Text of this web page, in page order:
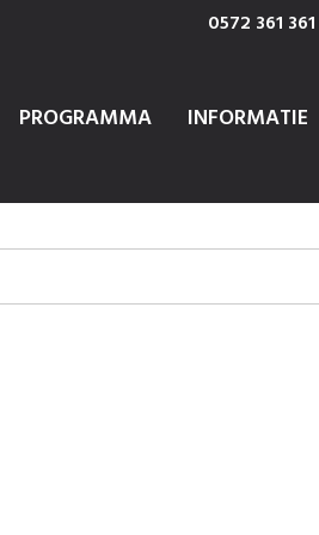
0572 361 361
PROGRAMMA INFORMATIE